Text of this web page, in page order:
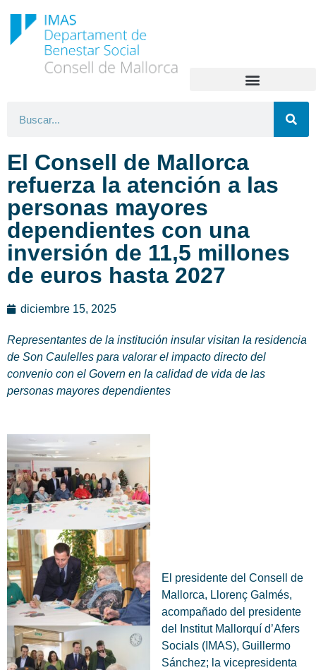
El Consell de Mallorca
refuerza la atención a las
personas mayores
dependientes con una
inversión de 11,5 millones
de euros hasta 2027
diciembre 15, 2025
Representantes de la institución insular visitan la residencia
de Son Caulelles para valorar el impacto directo del
convenio con el Govern en la calidad de vida de las
personas mayores dependientes
El presidente del Consell de
Mallorca, Llorenç Galmés,
acompañado del presidente
del Institut Mallorquí d’Afers
Socials (IMAS), Guillermo
Sánchez; la vicepresidenta